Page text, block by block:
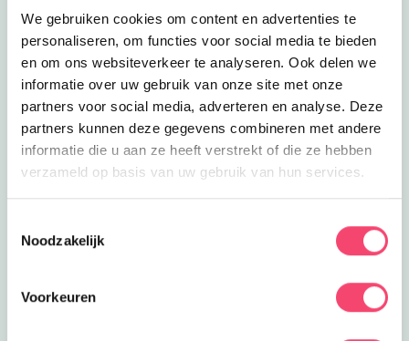
We gebruiken cookies om content en advertenties te
personaliseren, om functies voor social media te bieden
en om ons websiteverkeer te analyseren. Ook delen we
informatie over uw gebruik van onze site met onze
partners voor social media, adverteren en analyse. Deze
partners kunnen deze gegevens combineren met andere
informatie die u aan ze heeft verstrekt of die ze hebben
verzameld op basis van uw gebruik van hun services.
Noodzakelijk
Voorkeuren
Een kidsproof Zomervakantie!
Nog een paar weken vakantie! Daar halen we nog
acrobatiekworkshop tot creatieve familiedag en meer:
Bekijk